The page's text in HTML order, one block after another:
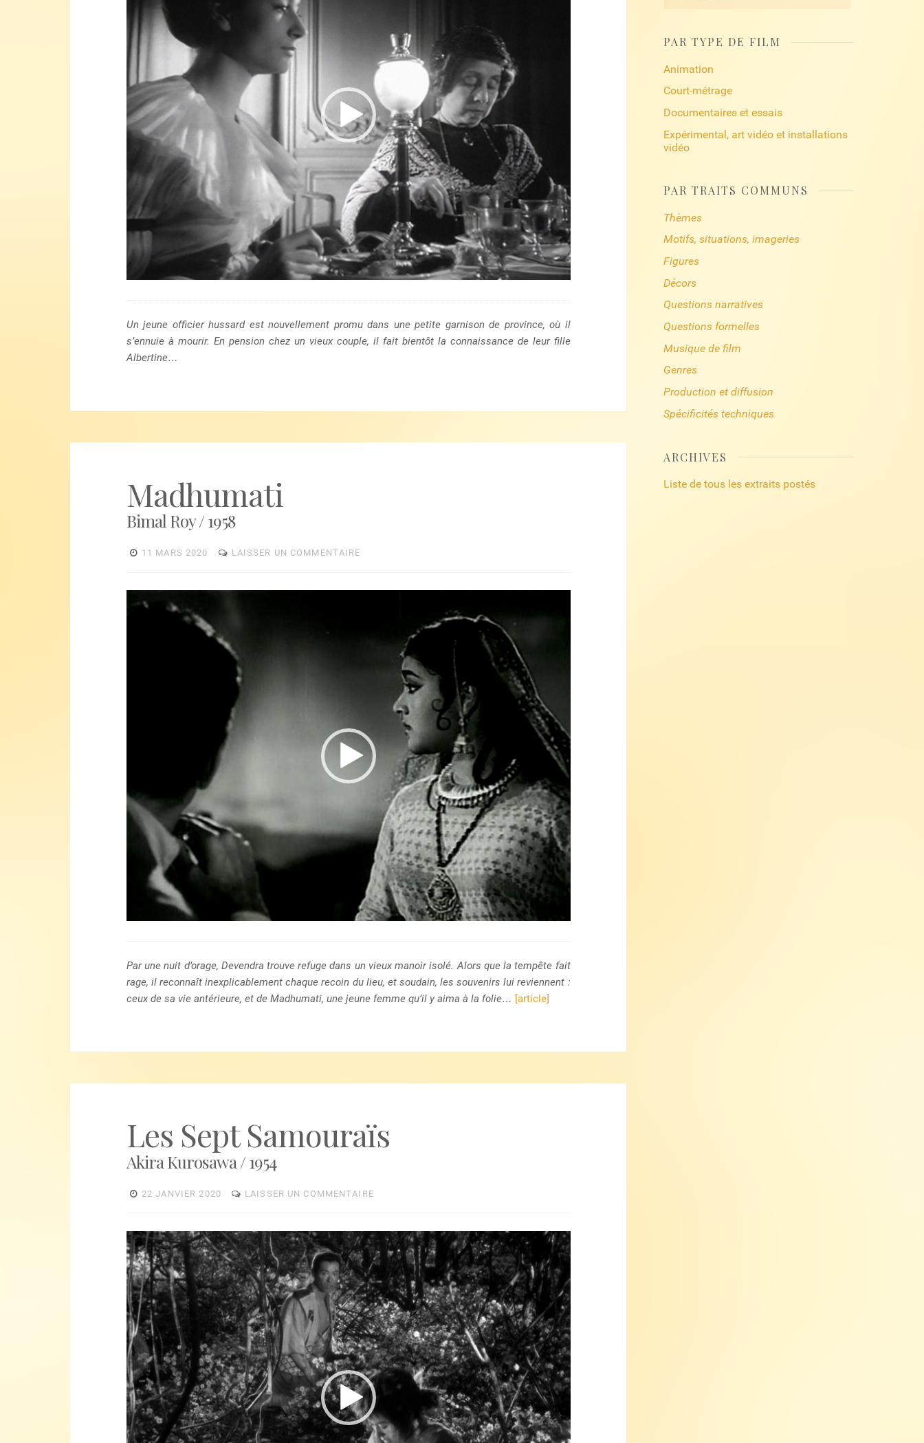
Un jeune officier hussard est nouvellement promu dans une petite garnison de province, où il
s’ennuie à mourir. En pension chez un vieux couple, il fait bientôt la connaissance de leur fille
Albertine…
Madhumati
Bimal Roy / 1958
11 MARS 2020 LAISSER UN COMMENTAIRE
Par une nuit d’orage, Devendra trouve refuge dans un vieux manoir isolé. Alors que la tempête fait
rage, il reconnaît inexplicablement chaque recoin du lieu, et soudain, les souvenirs lui reviennent :
ceux de sa vie antérieure, et de Madhumati, une jeune femme qu’il y aima à la folie… [article]
Les Sept Samouraïs
Akira Kurosawa / 1954
22 JANVIER 2020 LAISSER UN COMMENTAIRE
Lecteur
vidéo
PAR TYPE DE FILM
Animation
Court-métrage
Documentaires et essais
Expérimental, art vidéo et installations
vidéo
PAR TRAITS COMMUNS
Thèmes
Motifs, situations, imageries
Figures
Décors
Questions narratives
Questions formelles
Musique de film
Genres
Production et diffusion
Spécificités techniques
ARCHIVES
Liste de tous les extraits postés